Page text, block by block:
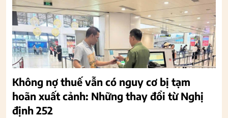
Không nợ thuế vẫn có nguy cơ bị tạm
hoãn xuất cảnh: Những thay đổi từ Nghị
định 252